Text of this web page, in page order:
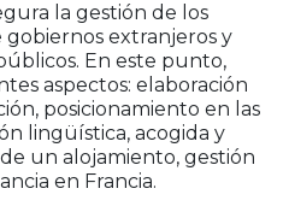
la gestión de los
gobiernos extranjeros y
En este punto,
aspectos: elaboración
posicionamiento en las
lingüística, acogida y
un alojamiento, gestión
en Francia.